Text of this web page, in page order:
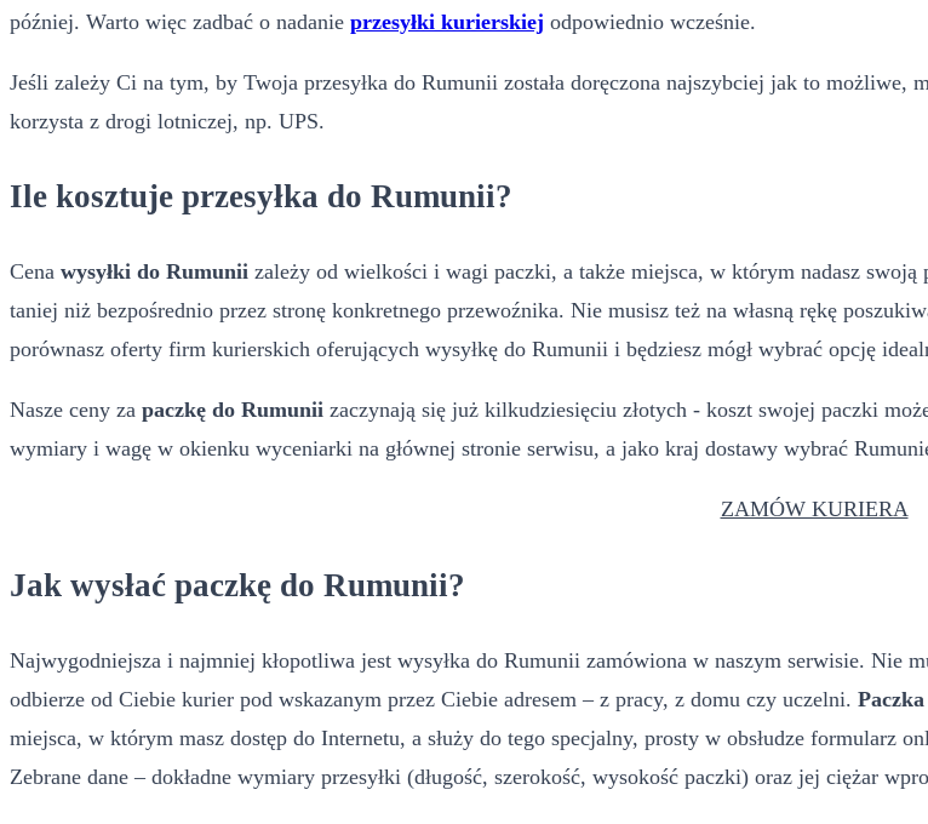
później. Warto więc zadbać o nadanie przesyłki kurierskiej odpowiednio wcześnie.
Jeśli zależy Ci na tym, by Twoja przesyłka do Rumunii została doręczona najszybciej jak to
korzysta z drogi lotniczej, np. UPS.
Ile kosztuje przesyłka do Rumunii?
Cena wysyłki do Rumunii zależy od wielkości i wagi paczki, a także miejsca, w którym nadasz
taniej niż bezpośrednio przez stronę konkretnego przewoźnika. Nie musisz też na własną rękę
porównasz oferty firm kurierskich oferujących wysyłkę do Rumunii i będziesz mógł wybrać opcję
Nasze ceny za paczkę do Rumunii zaczynają się już kilkudziesięciu złotych - koszt swojej paczki
wymiary i wagę w okienku wyceniarki na głównej stronie serwisu, a jako kraj dostawy wybrać
ZAMÓW KURIERA
Jak wysłać paczkę do Rumunii?
Najwygodniejsza i najmniej kłopotliwa jest wysyłka do Rumunii zamówiona w naszym serwisie. Nie
odbierze od Ciebie kurier pod wskazanym przez Ciebie adresem – z pracy, z domu czy uczelni.
miejsca, w którym masz dostęp do Internetu, a służy do tego specjalny, prosty w obsłudze formularz
Zebrane dane – dokładne wymiary przesyłki (długość, szerokość, wysokość paczki) oraz jej ciężar